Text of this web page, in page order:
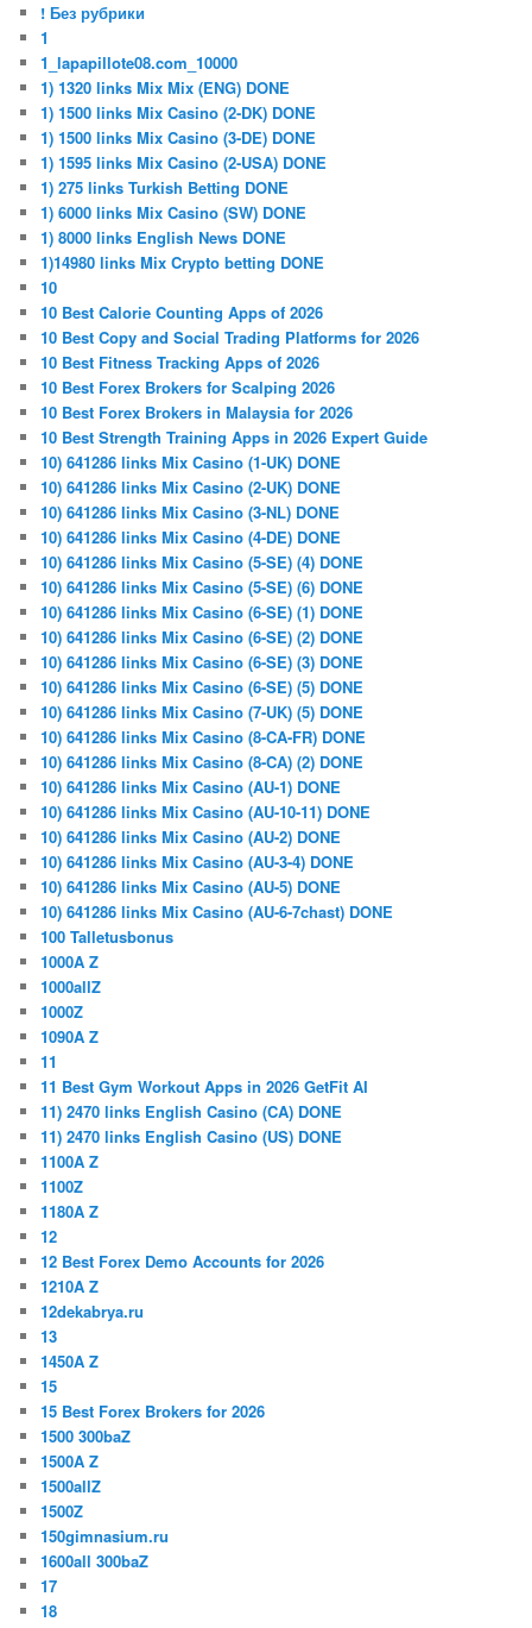
! Без рубрики
1
1_lapapillote08.com_10000
1) 1320 links Mix Mix (ENG) DONE
1) 1500 links Mix Casino (2-DK) DONE
1) 1500 links Mix Casino (3-DE) DONE
1) 1595 links Mix Casino (2-USA) DONE
1) 275 links Turkish Betting DONE
1) 6000 links Mix Casino (SW) DONE
1) 8000 links English News DONE
1)14980 links Mix Crypto betting DONE
10
10 Best Calorie Counting Apps of 2026
10 Best Copy and Social Trading Platforms for 2026
10 Best Fitness Tracking Apps of 2026
10 Best Forex Brokers for Scalping 2026
10 Best Forex Brokers in Malaysia for 2026
10 Best Strength Training Apps in 2026 Expert Guide
10) 641286 links Mix Casino (1-UK) DONE
10) 641286 links Mix Casino (2-UK) DONE
10) 641286 links Mix Casino (3-NL) DONE
10) 641286 links Mix Casino (4-DE) DONE
10) 641286 links Mix Casino (5-SE) (4) DONE
10) 641286 links Mix Casino (5-SE) (6) DONE
10) 641286 links Mix Casino (6-SE) (1) DONE
10) 641286 links Mix Casino (6-SE) (2) DONE
10) 641286 links Mix Casino (6-SE) (3) DONE
10) 641286 links Mix Casino (6-SE) (5) DONE
10) 641286 links Mix Casino (7-UK) (5) DONE
10) 641286 links Mix Casino (8-CA-FR) DONE
10) 641286 links Mix Casino (8-CA) (2) DONE
10) 641286 links Mix Casino (AU-1) DONE
10) 641286 links Mix Casino (AU-10-11) DONE
10) 641286 links Mix Casino (AU-2) DONE
10) 641286 links Mix Casino (AU-3-4) DONE
10) 641286 links Mix Casino (AU-5) DONE
10) 641286 links Mix Casino (AU-6-7chast) DONE
100 Talletusbonus
1000A Z
1000allZ
1000Z
1090A Z
11
11 Best Gym Workout Apps in 2026 GetFit AI
11) 2470 links English Casino (CA) DONE
11) 2470 links English Casino (US) DONE
1100A Z
1100Z
1180A Z
12
12 Best Forex Demo Accounts for 2026
1210A Z
12dekabrya.ru
13
1450A Z
15
15 Best Forex Brokers for 2026
1500 300baZ
1500A Z
1500allZ
1500Z
150gimnasium.ru
1600all 300baZ
17
18